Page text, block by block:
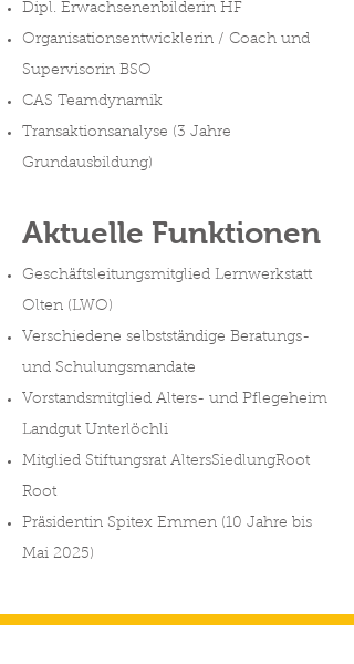
Dipl. Erwachsenenbilderin HF
Organisationsentwicklerin / Coach und
Supervisorin BSO
CAS Teamdynamik
Transaktionsanalyse (3 Jahre
Grundausbildung)
Aktuelle Funktionen
Geschäftsleitungsmitglied Lernwerkstatt
Olten (LWO)
Verschiedene selbstständige Beratungs-
und Schulungsmandate
Vorstandsmitglied Alters- und Pflegeheim
Landgut Unterlöchli
Mitglied Stiftungsrat AltersSiedlungRoot
Root
Präsidentin Spitex Emmen (10 Jahre bis
Mai 2025)